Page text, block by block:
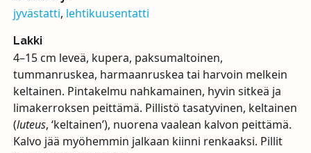
jyvästatti, lehtikuusentatti
Lakki
4–15 cm leveä, kupera, paksumaltoinen,
tummanruskea, harmaanruskea tai harvoin melkein
keltainen. Pintakelmu nahkamainen, hyvin sitkeä ja
limakerroksen peittämä. Pillistö tasatyvinen, keltainen
(luteus, ‘keltainen’), nuorena vaalean kalvon peittämä.
Kalvo jää myöhemmin jalkaan kiinni renkaaksi. Pillit